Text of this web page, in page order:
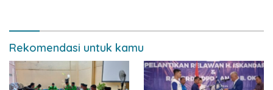
Rekomendasi untuk kamu